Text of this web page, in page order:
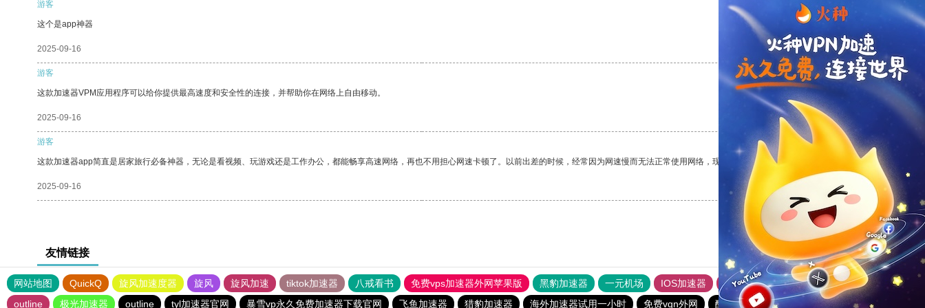
游客
这个是app神器
2025-09-16 支持[0] 反对
游客
这款加速器VPM应用程序可以给你提供最高速度和安全性的连接，并帮助你在网络上自由移动。
2025-09-16 支持
游客
这款加速器app简直是居家旅行必备神器，无论是看视频、玩游戏还是工作办公，都能畅享高速网络，再也不用担心网速卡顿了。以前出差的时候，经常因为网速慢而无法正常使用网络，现在有了这个app，我再也不用担心了。
2025-09-16 支持 反对 [0]
友情链接
网站地图 QuickQ 旋风加速度器 旋风 旋风加速 tiktok加速器 八戒看书 免费vps加速器外网苹果版 黑豹加速器 一元机场 IOS加速器 旋风加速度器
快连加速器app
outline
极光加速器 outline tyl加速器官网 暴雪vp永久免费加速器下载官网 飞鱼加速器 猎豹加速器 海外加速器试用一小时 免费vqn外网 酷通vp加速器 酷通加速器官网